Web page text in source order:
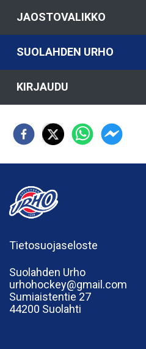
JAOSTOVALIKKO
SUOLAHDEN URHO
KIRJAUDU
Tietosuojaseloste
Suolahden Urho
urhohockey@gmail.com
Sumiaistentie 27
44200 Suolahti